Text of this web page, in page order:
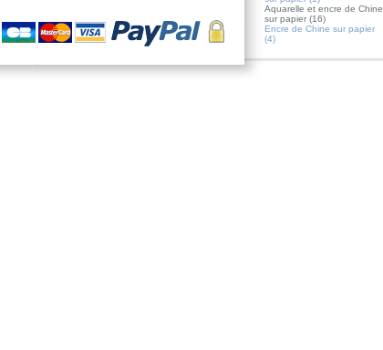
Aquarelle et encre de Chine
sur papier (16)
Encre de Chine sur papier
(4)